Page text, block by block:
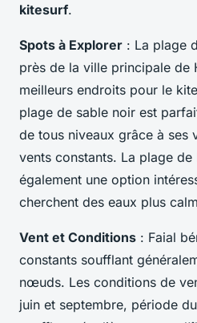
kitesurf.
Spots à Explorer : La plage
près de la ville principale de
meilleurs endroits pour le
plage de sable noir est
de tous niveaux grâce à ses
vents constants. La plage de
également une option
cherchent des eaux plus
Vent et Conditions : Faial
constants soufflant
nœuds. Les conditions de
juin et septembre, période